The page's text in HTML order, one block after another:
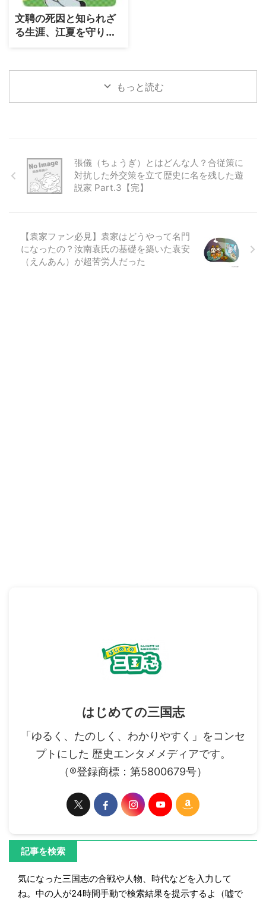
文聘の死因と知られざ
る生涯、江夏を守り抜
いた忠義の守護神はな
価？
もっと読む
張儀（ちょうぎ）とはどんな人？合従策に
対抗した外交策を立て歴史に名を残した遊
説家 Part.3【完】
【袁家ファン必見】袁家はどうやって名門
になったの？汝南袁氏の基礎を築いた袁安
（えんあん）が超苦労人だった
はじめての三国志
「ゆるく、たのしく、わかりやすく」をコンセ
プトにした 歴史エンタメメディアです。
（®登録商標：第5800679号）
記事を検索
気になった三国志の合戦や人物、時代などを入力して
ね。中の人が24時間手動で検索結果を提示するよ（嘘で